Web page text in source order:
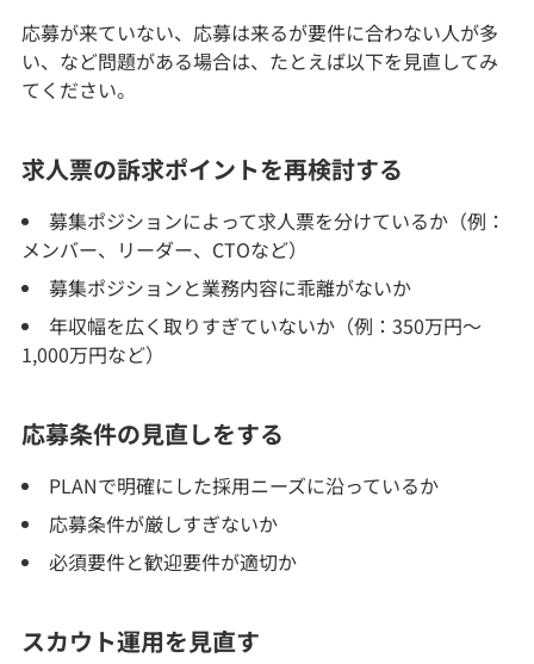
応募が来ていない、応募は来るが要件に合わない人が多
い、など問題がある場合は、たとえば以下を見直してみ
てください。
求人票の訴求ポイントを再検討する
募集ポジションによって求人票を分けているか（例：
メンバー、リーダー、CTOなど）
募集ポジションと業務内容に乖離がないか
年収幅を広く取りすぎていないか（例：350万円～
1,000万円など）
応募条件の見直しをする
PLANで明確にした採用ニーズに沿っているか
応募条件が厳しすぎないか
必須要件と歓迎要件が適切か
スカウト運用を見直す